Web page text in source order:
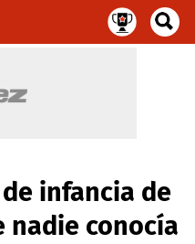
infancia de
nadie conocía